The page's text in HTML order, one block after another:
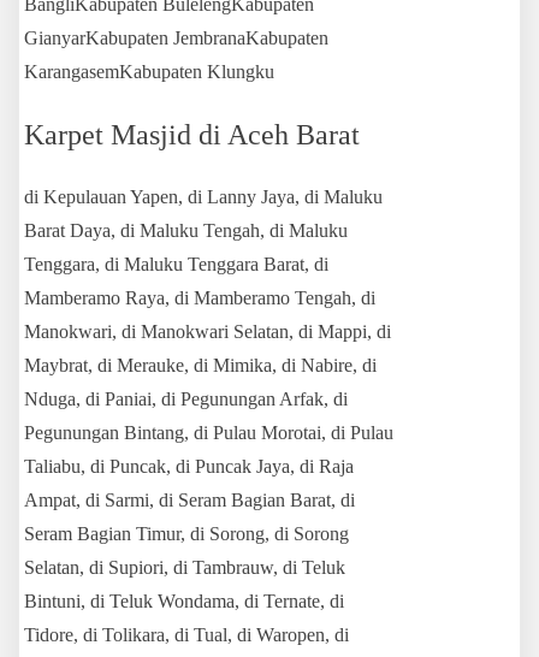
BangliKabupaten BulelengKabupaten
GianyarKabupaten JembranaKabupaten
KarangasemKabupaten Klungku
Karpet Masjid di Aceh Barat
di Kepulauan Yapen, di Lanny Jaya, di Maluku
Barat Daya, di Maluku Tengah, di Maluku
Tenggara, di Maluku Tenggara Barat, di
Mamberamo Raya, di Mamberamo Tengah, di
Manokwari, di Manokwari Selatan, di Mappi, di
Maybrat, di Merauke, di Mimika, di Nabire, di
Nduga, di Paniai, di Pegunungan Arfak, di
Pegunungan Bintang, di Pulau Morotai, di Pulau
Taliabu, di Puncak, di Puncak Jaya, di Raja
Ampat, di Sarmi, di Seram Bagian Barat, di
Seram Bagian Timur, di Sorong, di Sorong
Selatan, di Supiori, di Tambrauw, di Teluk
Bintuni, di Teluk Wondama, di Ternate, di
Tidore, di Tolikara, di Tual, di Waropen, di